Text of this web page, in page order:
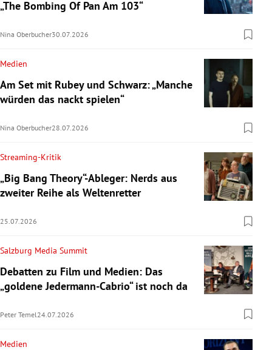
„The Bombing Of Pan Am 103“
Nina Oberbucher30.07.2026
Medien
Am Set mit Rubey und Schwarz: „Manche
würden das nackt spielen“
Nina Oberbucher28.07.2026
Streaming-Kritik
„Big Bang Theory“-Ableger: Nerds aus
zweiter Reihe als Weltenretter
25.07.2026
Salzburg Media Summit
Debatten zu Film und Medien: Das
„goldene Jedermann-Cabrio“ ist noch da
Peter Temel 24.07.2026
Medien